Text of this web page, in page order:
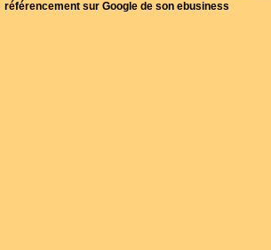
référencement sur Google de son ebusiness